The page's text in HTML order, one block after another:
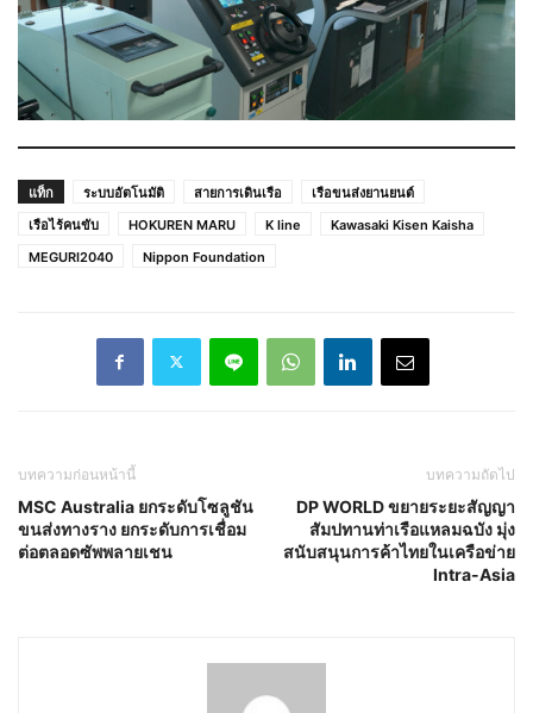
แท็ก ระบบอัตโนมัติ สายการเดินเรือ
เรือขนส่งยานยนต์
เรือไร้คนขับ
HOKUREN MARU K line
Kawasaki Kisen Kaisha
MEGURI2040
Nippon Foundation
บทความก่อนหน้านี้
MSC Australia ยกระดับโซลูชัน
ขนส่งทางราง ยกระดับการเชื่อม
ต่อตลอดซัพพลายเชน
บทความถัดไป
DP WORLD ขยายระยะสัญญา
สัมปทานท่าเรือแหลมฉบัง มุ่ง
สนับสนุนการค้าไทยในเครือข่าย
Intra-Asia